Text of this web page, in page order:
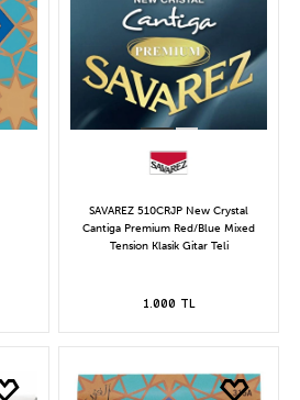
SAVAREZ 510CRJP New Crystal
Cantiga Premium Red/Blue Mixed
Tension Klasik Gitar Teli
1.000 TL